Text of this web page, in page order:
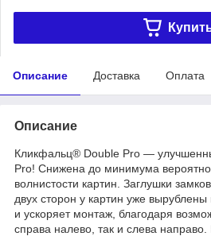
Описание Доставка Оплата
Описание
Кликфальц® Dоublе Pro —
Pro! Снижена до минимума
волнистости картин. Заглушки
двух сторон у картин уже
и ускоряет монтаж, благодаря
справа налево, так и слева